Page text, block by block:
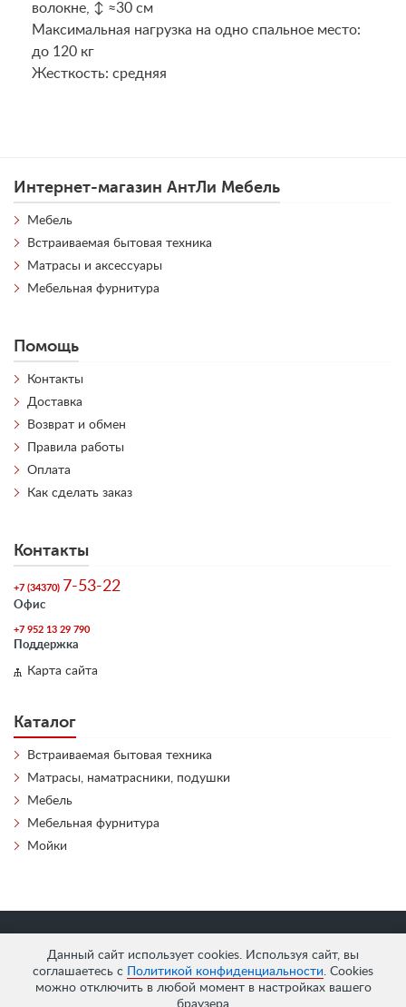
Данный сайт использует cookies. Используя сайт, вы
соглашаетесь с
Политикой конфиденциальности. Cookies
можно отключить в любой момент в настройках вашего
браузера
волокне, ↕ ≈30 см
Maксимальная нагрузка на одно спальное место:
до 120 кг
Жесткость: средняя
Интернет-магазин АнтЛи Мебель
Мебель
Встраиваемая бытовая техника
Матрасы и аксессуары
Мебельная фурнитура
Помощь
Контакты
Доставка
Возврат и обмен
Правила работы
Оплата
Как сделать заказ
Контакты
+7 (34370) 7-53-22
Офис
+7 952 13 29 790
Поддержка
Карта сайта
Каталог
Встраиваемая бытовая техника
Матрасы, наматрасники, подушки
Мебель
Мебельная фурнитура
Мойки